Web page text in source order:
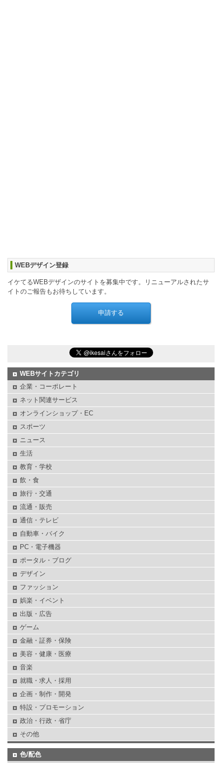
WEBデザイン登録
イケてるWEBデザインのサイトを募集中です。リニューアルされたサ
イトのご報告もお待ちしています。
WEBサイトカテゴリ
企業・コーポレート
ネット関連サービス
オンラインショップ・EC
スポーツ
ニュース
生活
教育・学校
飲・食
旅行・交通
流通・販売
通信・テレビ
自動車・バイク
PC・電子機器
ポータル・ブログ
デザイン
ファッション
娯楽・イベント
出版・広告
ゲーム
金融・証券・保険
美容・健康・医療
音楽
就職・求人・採用
企画・制作・開発
特設・プロモーション
政治・行政・省庁
その他
色/配色